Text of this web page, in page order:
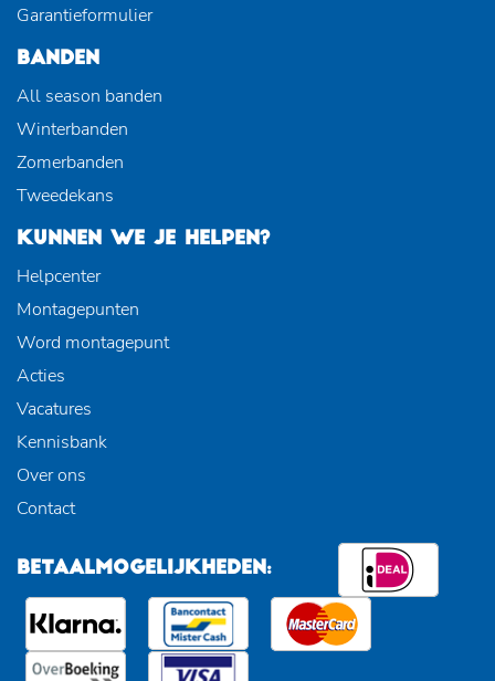
Garantieformulier
BANDEN
All season banden
Winterbanden
Zomerbanden
Tweedekans
KUNNEN WE JE HELPEN?
Helpcenter
Montagepunten
Word montagepunt
Acties
Vacatures
Kennisbank
Over ons
Contact
BETAALMOGELIJKHEDEN: